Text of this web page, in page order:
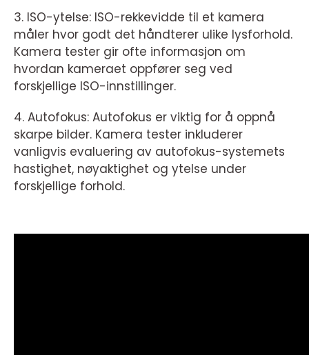
3. ISO-ytelse: ISO-rekkevidde til et kamera
måler hvor godt det håndterer ulike lysforhold.
Kamera tester gir ofte informasjon om
hvordan kameraet oppfører seg ved
forskjellige ISO-innstillinger.
4. Autofokus: Autofokus er viktig for å oppnå
skarpe bilder. Kamera tester inkluderer
vanligvis evaluering av autofokus-systemets
hastighet, nøyaktighet og ytelse under
forskjellige forhold.